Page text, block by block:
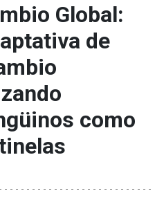
Global:
de
como